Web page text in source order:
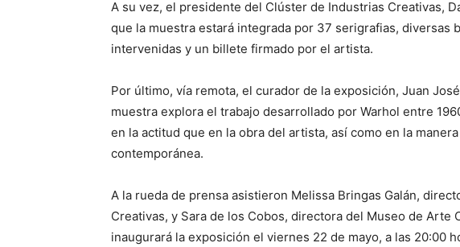
A su vez, el presidente del Clúster de Industrias Creativas,
que la muestra estará integrada por 37 serigrafias, diversas
intervenidas y un billete firmado por el artista.
Por último, vía remota, el curador de la exposición, Juan
muestra explora el trabajo desarrollado por Warhol entre
en la actitud que en la obra del artista, así como en la
contemporánea.
A la rueda de prensa asistieron Melissa Bringas Galán,
Creativas, y Sara de los Cobos, directora del Museo de Arte
inaugurará la exposición el viernes 22 de mayo, a las 20:00